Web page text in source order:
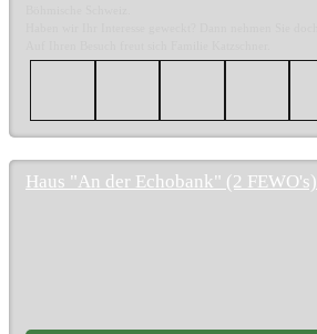
Haus "An der Echobank" (2 FEWO's)